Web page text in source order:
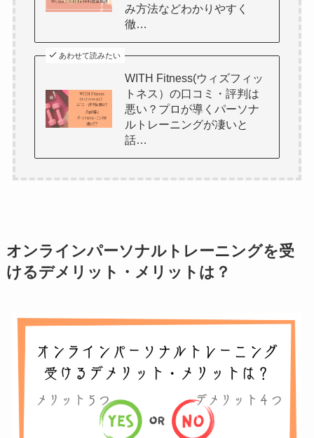
み方法などわかりやすく
徹…
あわせて読みたい
WITH Fitness(ウィズフィッ
トネス）の口コミ・評判は
悪い？プロが導くパーソナ
ルトレーニングが凄いと
話…
オンラインパーソナルトレーニングを受
けるデメリット・メリットは？